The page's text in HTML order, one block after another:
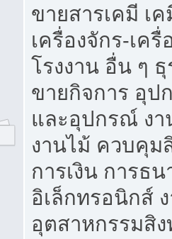
ขายสารเคมี เ
เครื่องจักร-เค
โรงงาน อื่น ๆ
ขายกิจการ อุป
และอุปกรณ์ ง
งานไม้ ควบคุม
การเงิน การธ
อิเล็กทรอนิกส์
อุตสาหกรรมสิ